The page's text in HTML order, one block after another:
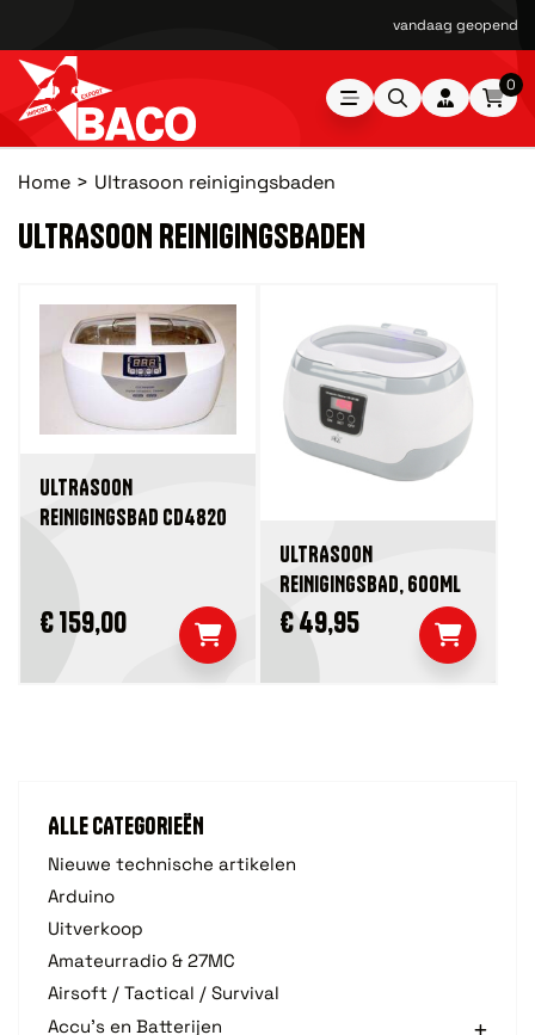
vandaag geopend
0
Home Ultrasoon reinigingsbaden
ALLE CATEGORIEËN
Nieuwe technische artikelen
Arduino
Uitverkoop
Amateurradio & 27MC
Airsoft / Tactical / Survival
Accu's en Batterijen
ULTRASOON REINIGINGSBADEN
ULTRASOON
REINIGINGSBAD CD4820
€ 159,00
ULTRASOON
REINIGINGSBAD, 600ML
€ 49,95